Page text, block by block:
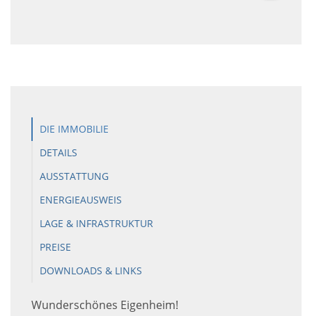
DIE IMMOBILIE
DETAILS
AUSSTATTUNG
ENERGIEAUSWEIS
LAGE & INFRASTRUKTUR
PREISE
DOWNLOADS & LINKS
Wunderschönes Eigenheim!